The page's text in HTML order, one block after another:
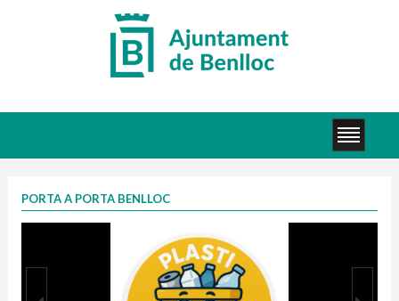
PORTA A PORTA BENLLOC